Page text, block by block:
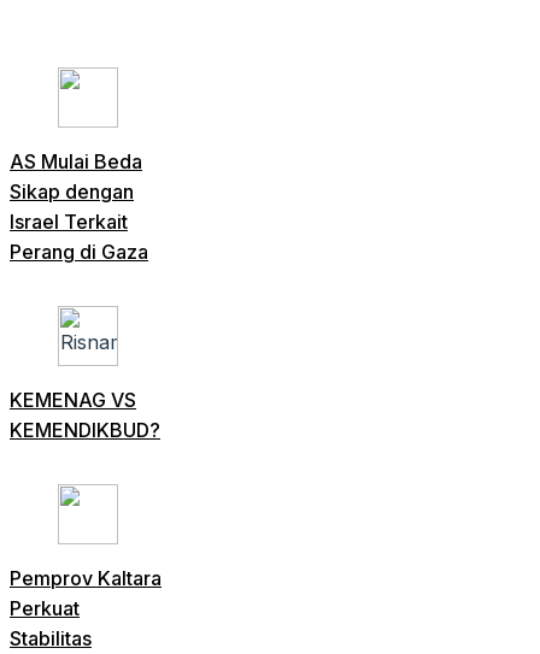
AS Mulai Beda
Sikap dengan
Israel Terkait
Perang di Gaza
KEMENAG VS
KEMENDIKBUD?
Pemprov Kaltara
Perkuat
Stabilitas